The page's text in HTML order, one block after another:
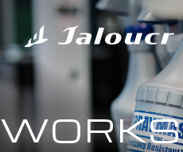
WORKS